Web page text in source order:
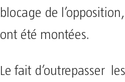
blocage de
ont été montées.
Le fait d’outrepasser